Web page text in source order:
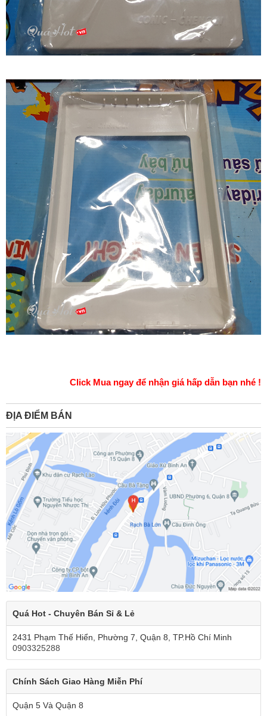
Click Mua ngay để nhận giá hấp dẫn bạn nhé !
ĐỊA ĐIỂM BÁN
Quá Hot - Chuyên Bán Sỉ & Lẻ
2431 Phạm Thế Hiển, Phường 7, Quận 8, TP.Hồ Chí Minh
0903325288
Chính Sách Giao Hàng Miễn Phí
Quận 5 Và Quận 8